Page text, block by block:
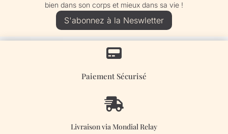
bien dans son corps et mieux dans sa vie !
S'abonnez à la Neswletter

Paiement Sécurisé

Livraison via Mondial Relay